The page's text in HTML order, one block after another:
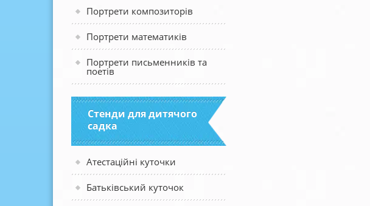
Портрети композиторів
Портрети математиків
Портрети письменників та
поетів
Стенди для дитячого
садка
Атестаційні куточки
Батьківський куточок